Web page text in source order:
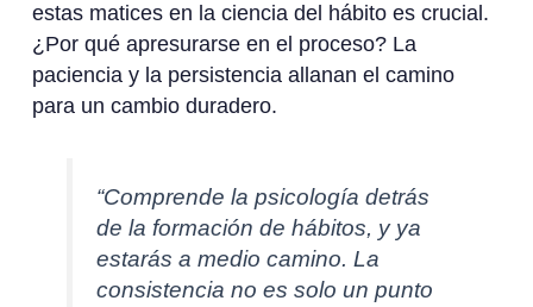
estas matices en la ciencia del hábito es crucial.
¿Por qué apresurarse en el proceso? La
paciencia y la persistencia allanan el camino
para un cambio duradero.
“Comprende la psicología detrás
de la formación de hábitos, y ya
estarás a medio camino. La
consistencia no es solo un punto